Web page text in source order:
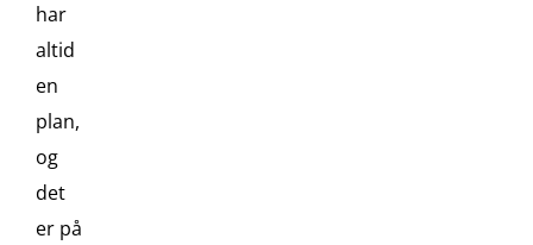
har
altid
en
plan,
og
det
er på